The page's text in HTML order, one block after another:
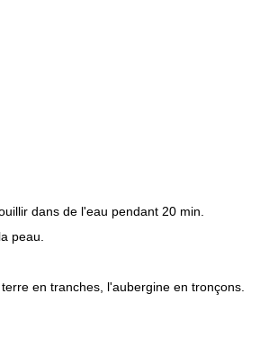
dans de l'eau pendant 20 min.
peau.
en tranches, l'aubergine en tronçons.